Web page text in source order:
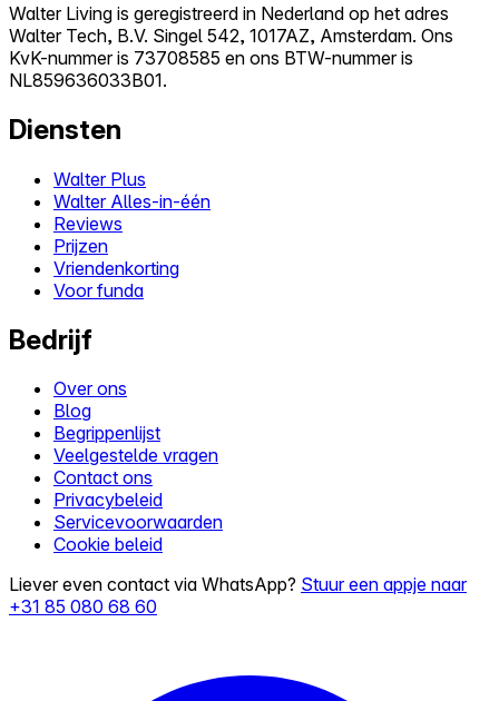
Walter Living is geregistreerd in Nederland op het adres
Walter Tech, B.V. Singel 542, 1017AZ, Amsterdam. Ons
KvK-nummer is 73708585 en ons BTW-nummer is
NL859636033B01.
Diensten
Walter Plus
Walter Alles-in-één
Reviews
Prijzen
Vriendenkorting
Voor funda
Bedrijf
Over ons
Blog
Begrippenlijst
Veelgestelde vragen
Contact ons
Privacybeleid
Servicevoorwaarden
Cookie beleid
Liever even contact via WhatsApp? Stuur een appje naar
+31 85 080 68 60